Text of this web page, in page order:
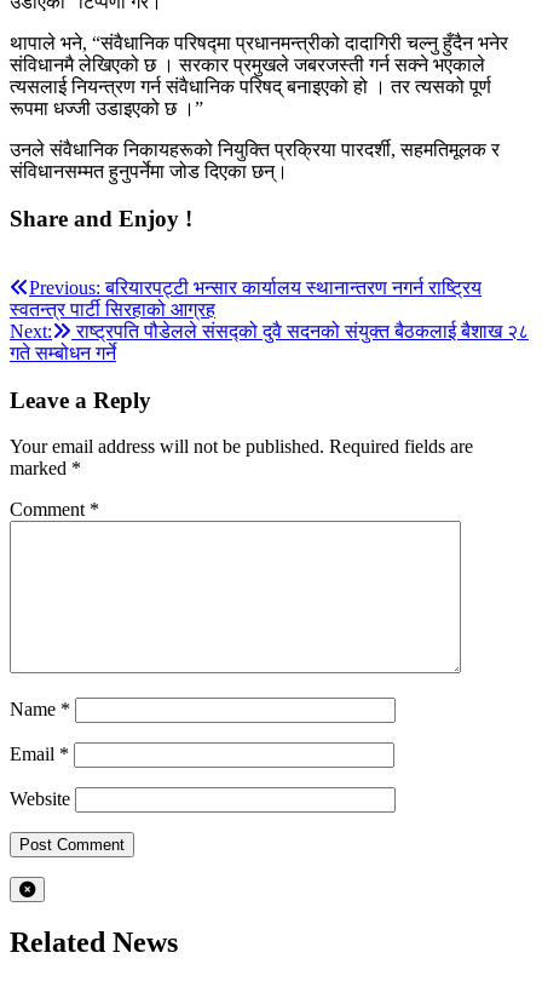
थापाले भने, “संवैधानिक परिषद्‍मा प्रधानमन्त्रीको दादागिरी चल्नु हुँदैन भनेर
संविधानमै लेखिएको छ । सरकार प्रमुखले जबरजस्ती गर्न सक्ने भएकाले
त्यसलाई नियन्त्रण गर्न संवैधानिक परिषद् बनाइएको हो । तर त्यसको पूर्ण
रूपमा धज्जी उडाइएको छ ।”
उनले संवैधानिक निकायहरूको नियुक्ति प्रक्रिया पारदर्शी, सहमतिमूलक र
संविधानसम्मत हुनुपर्नेमा जोड दिएका छन्।
Share and Enjoy !
Post
navigation
Previous: बरियारपट्टी भन्सार कार्यालय स्थानान्तरण नगर्न राष्ट्रिय
स्वतन्त्र पार्टी सिरहाको आग्रह
Next:
राष्ट्रपति पौडेलले संसद्को दुवै सदनको संयुक्त बैठकलाई बैशाख २८
गते सम्बोधन गर्ने
Leave a Reply
Your email address will not be published. Required fields are
marked *
Comment *
Name *
Email *
Website
Related News